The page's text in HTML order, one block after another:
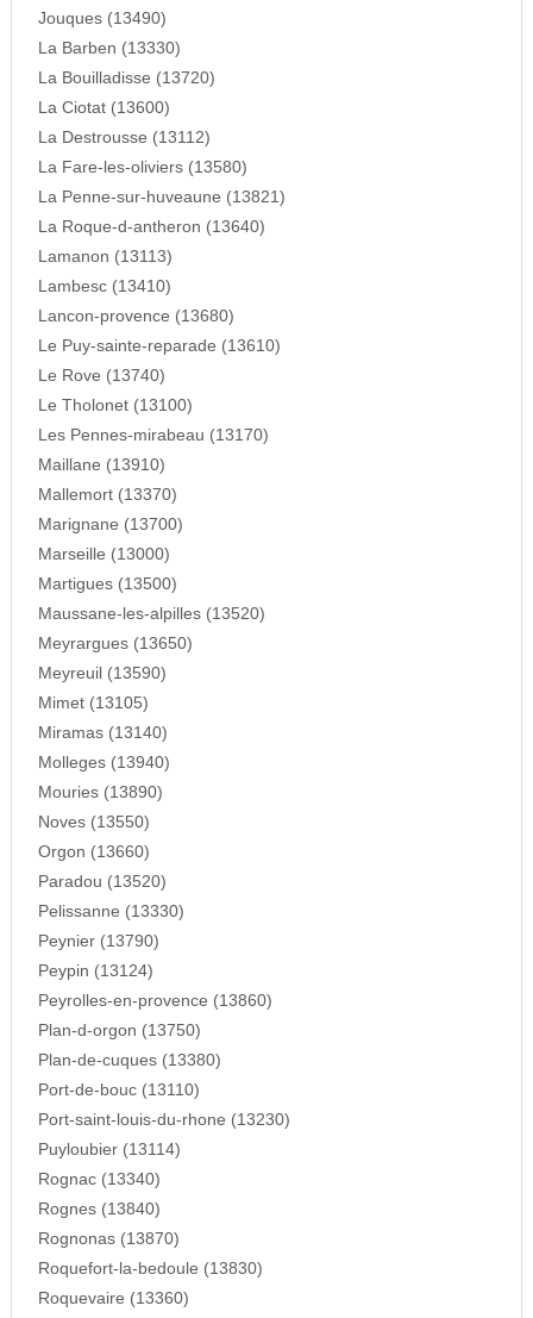
Jouques (13490)
La Barben (13330)
La Bouilladisse (13720)
La Ciotat (13600)
La Destrousse (13112)
La Fare-les-oliviers (13580)
La Penne-sur-huveaune (13821)
La Roque-d-antheron (13640)
Lamanon (13113)
Lambesc (13410)
Lancon-provence (13680)
Le Puy-sainte-reparade (13610)
Le Rove (13740)
Le Tholonet (13100)
Les Pennes-mirabeau (13170)
Maillane (13910)
Mallemort (13370)
Marignane (13700)
Marseille (13000)
Martigues (13500)
Maussane-les-alpilles (13520)
Meyrargues (13650)
Meyreuil (13590)
Mimet (13105)
Miramas (13140)
Molleges (13940)
Mouries (13890)
Noves (13550)
Orgon (13660)
Paradou (13520)
Pelissanne (13330)
Peynier (13790)
Peypin (13124)
Peyrolles-en-provence (13860)
Plan-d-orgon (13750)
Plan-de-cuques (13380)
Port-de-bouc (13110)
Port-saint-louis-du-rhone (13230)
Puyloubier (13114)
Rognac (13340)
Rognes (13840)
Rognonas (13870)
Roquefort-la-bedoule (13830)
Roquevaire (13360)